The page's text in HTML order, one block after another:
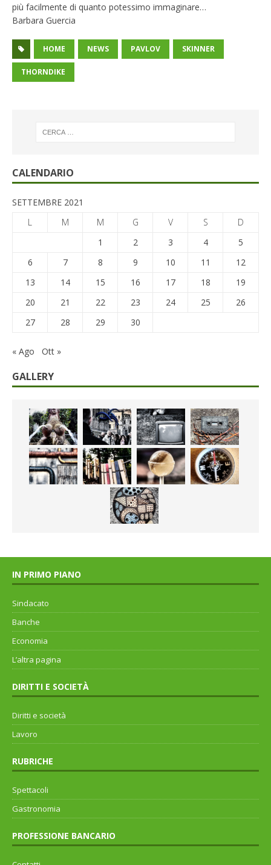
più facilmente di quanto potessimo immaginare…
Barbara Guercia
HOME NEWS PAVLOV SKINNER
THORNDIKE
CALENDARIO
SETTEMBRE 2021
L
M M G V S
D
1
2 3 4
5
6
7 8 9 10 11
12
13
14 15 16 17 18
19
20
21 22 23 24 25
26
27
28 29 30
« Ago Ott »
GALLERY
IN PRIMO PIANO
Sindacato
Banche
Economia
L’altra pagina
DIRITTI E SOCIETÀ
Diritti e società
Lavoro
RUBRICHE
Spettacoli
Gastronomia
PROFESSIONE BANCARIO